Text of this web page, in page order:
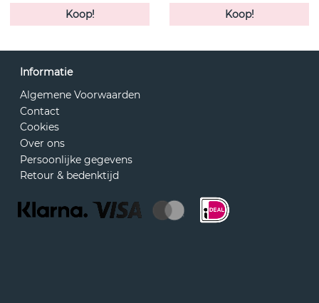
Koop!
Koop!
Informatie
Algemene Voorwaarden
Contact
Cookies
Over ons
Persoonlijke gegevens
Retour & bedenktijd